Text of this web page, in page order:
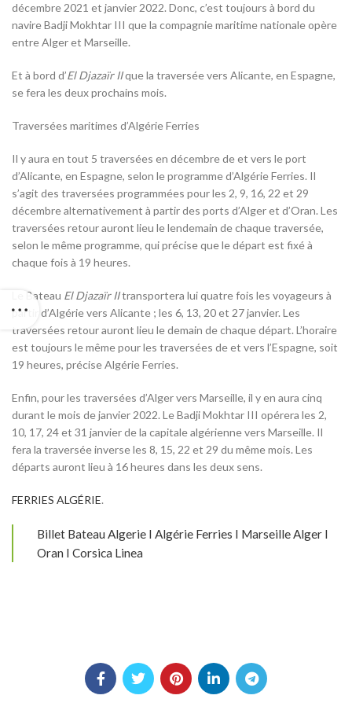
décembre 2021 et janvier 2022. Donc, c’est toujours à bord du
navire Badji Mokhtar III que la compagnie maritime nationale opère
entre Alger et Marseille.
Et à bord d’El Djazaïr IIque la traversée vers Alicante, en Espagne,
se fera les deux prochains mois.
Traversées maritimes d’Algérie Ferries
Il y aura en tout 5 traversées en décembre de et vers le port
d’Alicante, en Espagne, selon le programme d’Algérie Ferries. Il
s’agit des traversées programmées pour les 2, 9, 16, 22 et 29
décembre alternativement à partir des ports d’Alger et d’Oran. Les
traversées retour auront lieu le lendemain de chaque traversée,
selon le même programme, qui précise que le départ est fixé à
chaque fois à 19 heures.
Le Bateau El Djazaïr IItransportera lui quatre fois les voyageurs à
partir d’Algérie vers Alicante ; les 6, 13, 20 et 27 janvier. Les
traversées retour auront lieu le demain de chaque départ. L’horaire
est toujours le même pour les traversées de et vers l’Espagne, soit
19 heures, précise Algérie Ferries.
Enfin, pour les traversées d’Alger vers Marseille, il y en aura cinq
durant le mois de janvier 2022. Le Badji Mokhtar III opérera les 2,
10, 17, 24 et 31 janvier de la capitale algérienne vers Marseille. Il
fera la traversée inverse les 8, 15, 22 et 29 du même mois. Les
départs auront lieu à 16 heures dans les deux sens.
FERRIES ALGÉRIE.
Billet Bateau Algerie I Algérie Ferries I Marseille Alger I
Oran I Corsica Linea